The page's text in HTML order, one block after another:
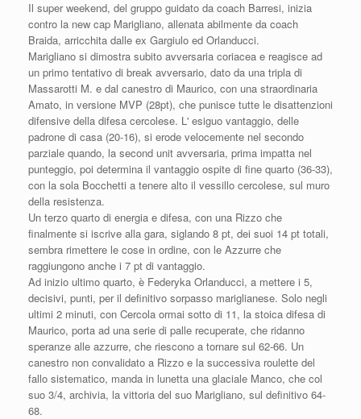
Il super weekend, del gruppo guidato da coach Barresi, inizia
contro la new cap Marigliano, allenata abilmente da coach
Braida, arricchita dalle ex Gargiulo ed Orlanducci.
Marigliano si dimostra subito avversaria coriacea e reagisce ad
un primo tentativo di break avversario, dato da una tripla di
Massarotti M. e dal canestro di Maurico, con una straordinaria
Amato, in versione MVP (28pt), che punisce tutte le disattenzioni
difensive della difesa cercolese. L' esiguo vantaggio, delle
padrone di casa (20-16), si erode velocemente nel secondo
parziale quando, la second unit avversaria, prima impatta nel
punteggio, poi determina il vantaggio ospite di fine quarto (36-33),
con la sola Bocchetti a tenere alto il vessillo cercolese, sul muro
della resistenza.
Un terzo quarto di energia e difesa, con una Rizzo che
finalmente si iscrive alla gara, siglando 8 pt, dei suoi 14 pt totali,
sembra rimettere le cose in ordine, con le Azzurre che
raggiungono anche i 7 pt di vantaggio.
Ad inizio ultimo quarto, è Federyka Orlanducci, a mettere i 5,
decisivi, punti, per il definitivo sorpasso mariglianese. Solo negli
ultimi 2 minuti, con Cercola ormai sotto di 11, la stoica difesa di
Maurico, porta ad una serie di palle recuperate, che ridanno
speranze alle azzurre, che riescono a tornare sul 62-66. Un
canestro non convalidato a Rizzo e la successiva roulette del
fallo sistematico, manda in lunetta una glaciale Manco, che col
suo 3/4, archivia, la vittoria del suo Marigliano, sul definitivo 64-
68.